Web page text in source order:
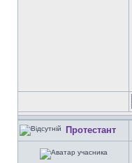
Протестант